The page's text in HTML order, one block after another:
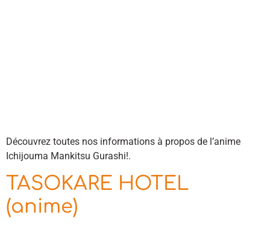
Découvrez toutes nos informations à propos de l’anime
Ichijouma Mankitsu Gurashi!.
TASOKARE HOTEL
(anime)